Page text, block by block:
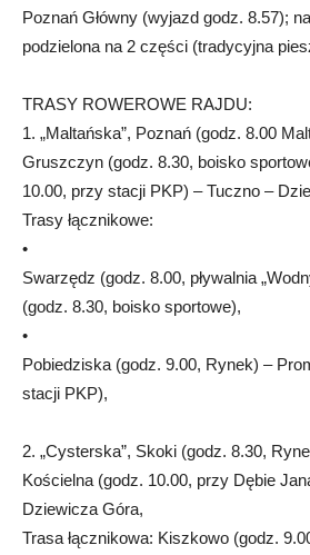
Poznań Główny (wyjazd godz. 8.57);
podzielona na 2 części (tradycyjna
TRASY ROWEROWE RAJDU:
1. „Maltańska”, Poznań (godz. 8.00
Gruszczyn (godz. 8.30, boisko
10.00, przy stacji PKP) – Tuczno –
Trasy łącznikowe:
•
Swarzędz (godz. 8.00, pływalnia
(godz. 8.30, boisko sportowe),
•
Pobiedziska (godz. 9.00, Rynek) –
stacji PKP),
2. „Cysterska”, Skoki (godz. 8.30,
Kościelna (godz. 10.00, przy Dębie
Dziewicza Góra,
Trasa łącznikowa: Kiszkowo (godz.